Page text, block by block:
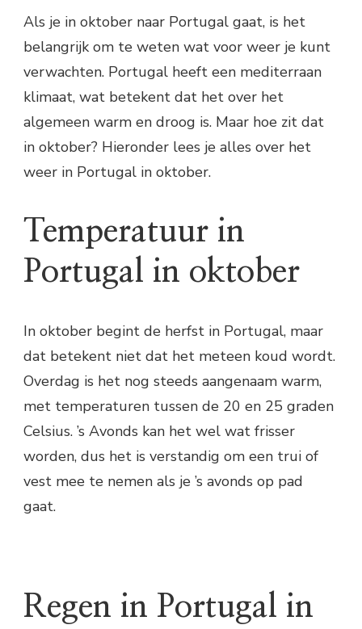
Als je in oktober naar Portugal gaat, is het
belangrijk om te weten wat voor weer je kunt
verwachten. Portugal heeft een mediterraan
klimaat, wat betekent dat het over het
algemeen warm en droog is. Maar hoe zit dat
in oktober? Hieronder lees je alles over het
weer in Portugal in oktober.
Temperatuur in
Portugal in oktober
In oktober begint de herfst in Portugal, maar
dat betekent niet dat het meteen koud wordt.
Overdag is het nog steeds aangenaam warm,
met temperaturen tussen de 20 en 25 graden
Celsius. ’s Avonds kan het wel wat frisser
worden, dus het is verstandig om een trui of
vest mee te nemen als je ’s avonds op pad
gaat.
Regen in Portugal in